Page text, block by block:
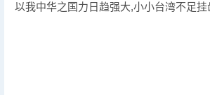
以我中华之国力日趋强大,小小台湾不足挂